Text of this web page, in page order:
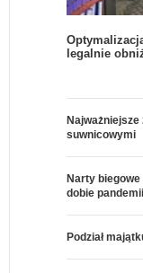
legalnie
suwnicowymi
Narty
dobie
Podział